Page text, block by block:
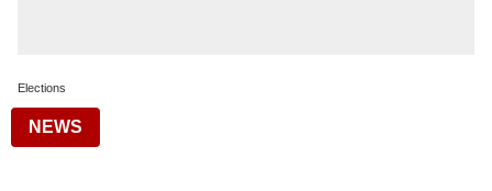
Elections
NEWS